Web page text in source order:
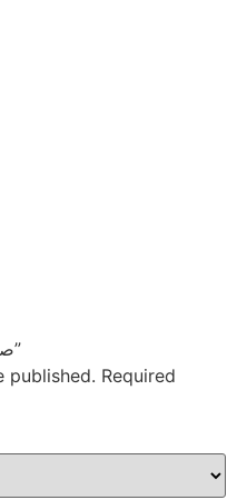
Be the first to review “صحن دوار”
published. Required